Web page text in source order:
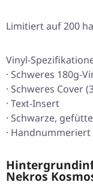
Limitiert auf 200
Vinyl-
· Schweres 180g-
· Schweres Cover
· Text-Insert
· Schwarze,
· Handnummeriert
Nekros